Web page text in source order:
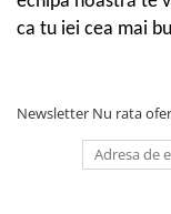
Pantofi ciclism
Imbracaminte
Imbracaminte
ca tu iei cea mai
Newsletter Nu rata